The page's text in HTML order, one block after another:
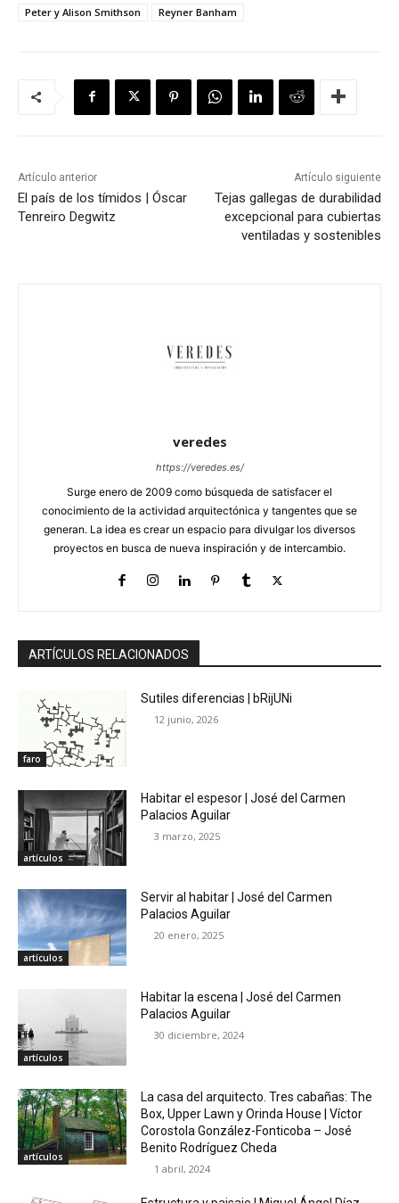
Peter y Alison Smithson
Reyner Banham
Artículo anterior
El país de los tímidos | Óscar
Tenreiro Degwitz
Artículo siguiente
Tejas gallegas de durabilidad
excepcional para cubiertas
ventiladas y sostenibles
veredes
https://veredes.es/
Surge enero de 2009 como búsqueda de satisfacer el
conocimiento de la actividad arquitectónica y tangentes que se
generan. La idea es crear un espacio para divulgar los diversos
proyectos en busca de nueva inspiración y de intercambio.
ARTÍCULOS RELACIONADOS
faro
Sutiles diferencias | bRijUNi
12 junio, 2026
artículos
Habitar el espesor | José del Carmen
Palacios Aguilar
3 marzo, 2025
artículos
Servir al habitar | José del Carmen
Palacios Aguilar
20 enero, 2025
artículos
Habitar la escena | José del Carmen
Palacios Aguilar
30 diciembre, 2024
artículos
La casa del arquitecto. Tres cabañas: The
Box, Upper Lawn y Orinda House | Víctor
Corostola González-Fonticoba – José
Benito Rodríguez Cheda
1 abril, 2024